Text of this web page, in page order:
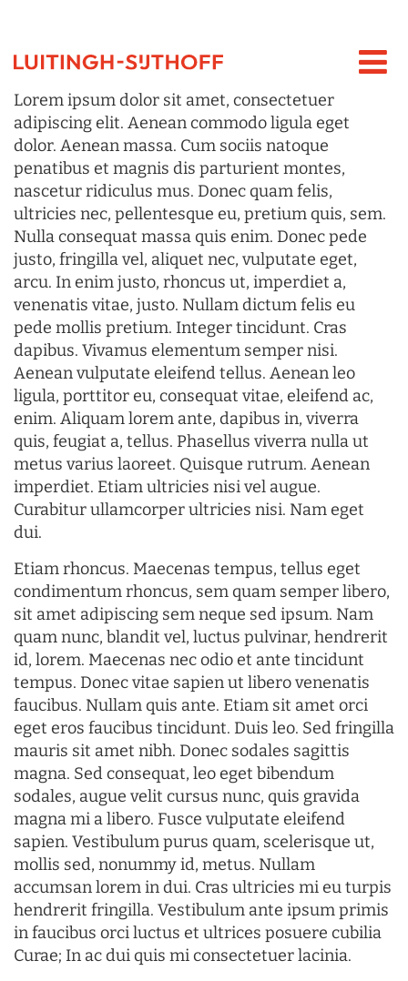
Lorem ipsum dolor sit amet, consectetuer
adipiscing elit. Aenean commodo ligula eget
dolor. Aenean massa. Cum sociis natoque
penatibus et magnis dis parturient montes,
nascetur ridiculus mus. Donec quam felis,
ultricies nec, pellentesque eu, pretium quis, sem.
Nulla consequat massa quis enim. Donec pede
justo, fringilla vel, aliquet nec, vulputate eget,
arcu. In enim justo, rhoncus ut, imperdiet a,
venenatis vitae, justo. Nullam dictum felis eu
pede mollis pretium. Integer tincidunt. Cras
dapibus. Vivamus elementum semper nisi.
Aenean vulputate eleifend tellus. Aenean leo
ligula, porttitor eu, consequat vitae, eleifend ac,
enim. Aliquam lorem ante, dapibus in, viverra
quis, feugiat a, tellus. Phasellus viverra nulla ut
metus varius laoreet. Quisque rutrum. Aenean
imperdiet. Etiam ultricies nisi vel augue.
Curabitur ullamcorper ultricies nisi. Nam eget
dui.
Etiam rhoncus. Maecenas tempus, tellus eget
condimentum rhoncus, sem quam semper libero,
sit amet adipiscing sem neque sed ipsum. Nam
quam nunc, blandit vel, luctus pulvinar, hendrerit
id, lorem. Maecenas nec odio et ante tincidunt
tempus. Donec vitae sapien ut libero venenatis
faucibus. Nullam quis ante. Etiam sit amet orci
eget eros faucibus tincidunt. Duis leo. Sed fringilla
mauris sit amet nibh. Donec sodales sagittis
magna. Sed consequat, leo eget bibendum
sodales, augue velit cursus nunc, quis gravida
magna mi a libero. Fusce vulputate eleifend
sapien. Vestibulum purus quam, scelerisque ut,
mollis sed, nonummy id, metus. Nullam
accumsan lorem in dui. Cras ultricies mi eu turpis
hendrerit fringilla. Vestibulum ante ipsum primis
in faucibus orci luctus et ultrices posuere cubilia
Curae; In ac dui quis mi consectetuer lacinia.